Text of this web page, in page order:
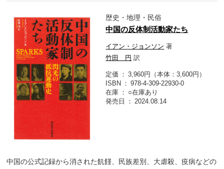
歴史・地理・民俗
中国の反体制活動家たち
イアン・ジョンソン 著
竹田 円 訳
定価
3,960円（本体：3,600円）
ISBN
978-4-309-22930-0
在庫
○在庫あり
発売日
2024.08.14
中国の公式記録から消された飢饉、民族差別、大虐殺、疫病などの